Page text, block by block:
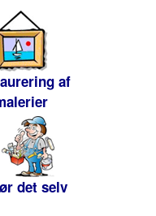
af
det selv